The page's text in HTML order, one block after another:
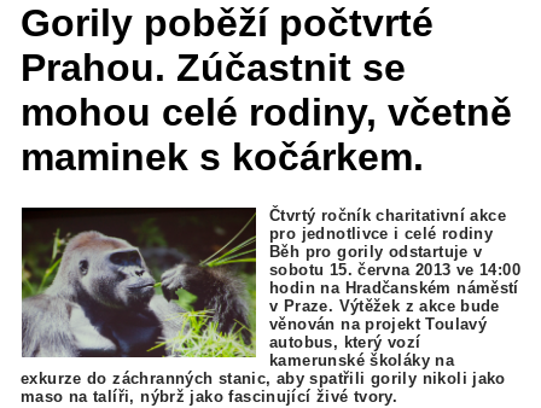
Gorily poběží počtvrté
Prahou. Zúčastnit se
mohou celé rodiny, včetně
maminek s kočárkem.
Čtvrtý ročník charitativní akce
pro jednotlivce i celé rodiny
Běh pro gorily odstartuje v
sobotu 15. června 2013 ve 14:00
hodin na Hradčanském náměstí
v Praze. Výtěžek z akce bude
věnován na projekt Toulavý
autobus, který vozí
kamerunské školáky na
exkurze do záchranných stanic, aby spatřili gorily nikoli jako
maso na talíři, nýbrž jako fascinující živé tvory.